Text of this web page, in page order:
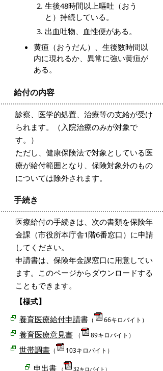
生後48時間以上嘔吐（おう
と）持続している。
出血吐物、血性便がある。
黄疸（おうだん）、生後数時間以
内に現れるか、異常に強い黄疸が
ある。
給付の内容
診察、医学的処置、治療等の支給が受け
られます。（入院治療のみが対象で
す。）
ただし、健康保険法で対象としている医
療が給付範囲となり、保険対象外のもの
については除外されます。
手続き
医療給付の手続きは、次の書類を保険年
金課（市役所本庁舎1階6番窓口）に申請
してください。
申請書は、保険年金課窓口に用意してい
ます。このページからダウンロードする
こともできます。
【様式】
養育医療給付申請書 （ 66キロバイト）
養育医療意見書 （ 89キロバイト）
世帯調書 （ 103キロバイト）
申出書 （ 32キロバイト）